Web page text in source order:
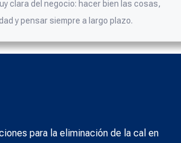
clara del negocio: hacer bien las cosas,
y pensar siempre a largo plazo.
para la eliminación de la cal en